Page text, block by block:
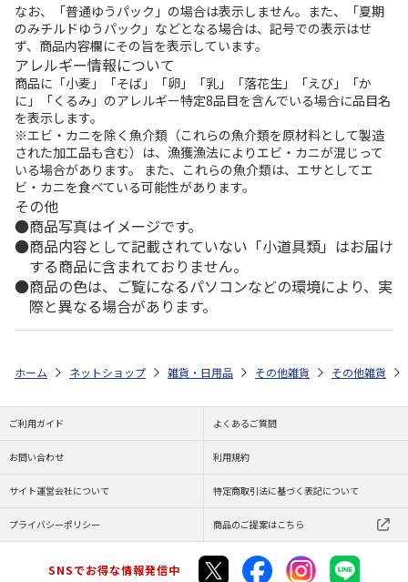
なお、「普通ゆうパック」の場合は表示しません。また、「夏期
のみチルドゆうパック」などとなる場合は、記号での表示はせ
ず、商品内容欄にその旨を表示しています。
アレルギー情報について
商品に「小麦」「そば」「卵」「乳」「落花生」「えび」「か
に」「くるみ」のアレルギー特定8品目を含んでいる場合に品目名
を表示します。
※エビ・カニを除く魚介類（これらの魚介類を原材料として製造
された加工品も含む）は、漁獲漁法によりエビ・カニが混じって
いる場合があります。 また、これらの魚介類は、エサとしてエ
ビ・カニを食べている可能性があります。
その他
商品写真はイメージです。
商品内容として記載されていない「小道具類」はお届け
する商品に含まれておりません。
商品の色は、ご覧になるパソコンなどの環境により、実
際と異なる場合があります。
ホーム ネットショップ 雑貨・日用品 その他雑貨 その他雑貨
ご利用ガイド よくあるご質問
お問い合わせ 利用規約
サイト運営会社について 特定商取引法に基づく表記について
プライバシーポリシー 商品のご提案はこちら
SNSでお得な情報発信中